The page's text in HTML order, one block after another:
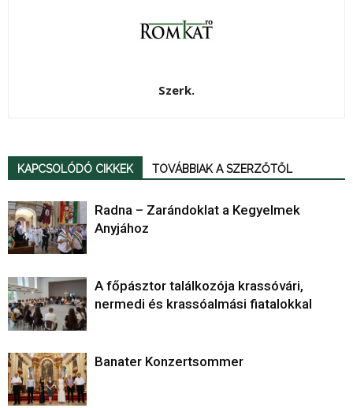
Szerk.
KAPCSOLÓDÓ CIKKEK TOVÁBBIAK A SZERZŐTŐL
Radna – Zarándoklat a Kegyelmek
Anyjához
A főpásztor találkozója krassóvári,
nermedi és krassóalmási fiatalokkal
Banater Konzertsommer